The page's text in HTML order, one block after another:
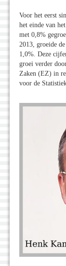
Voor het eerst
het einde van
met 0,8%
2013, groeide
1,0%. Deze
groei verder
Zaken (EZ) in
voor de